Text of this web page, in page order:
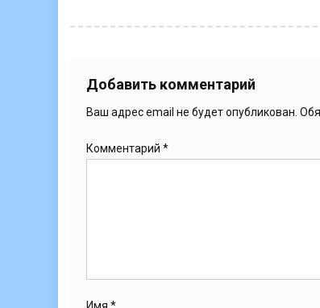
Добавить комментарий
Ваш адрес email не будет опубликован.
Комментарий *